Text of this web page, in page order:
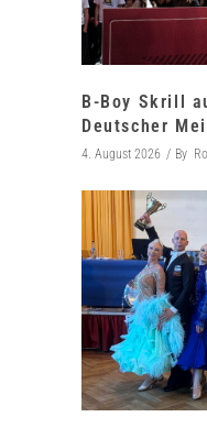
B-Boy Skrill
Deutscher
4. August 2026 By